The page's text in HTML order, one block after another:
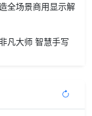
全场景商用显示解
凡大师 智慧手写